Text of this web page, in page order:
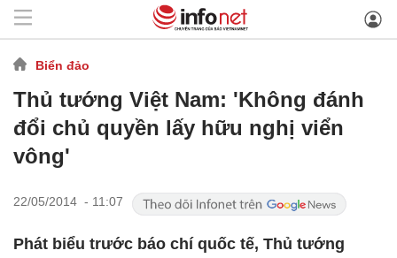
Biển đảo
Thủ tướng Việt Nam: 'Không đánh
đổi chủ quyền lấy hữu nghị viển
vông'
22/05/2014 - 11:07
Phát biểu trước báo chí quốc tế, Thủ tướng